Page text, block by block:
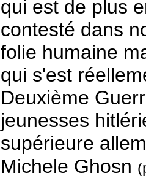
qui est de plus
contesté dans
folie humaine
qui s'est
Deuxième
jeunesses
supérieure
Michele Ghosn